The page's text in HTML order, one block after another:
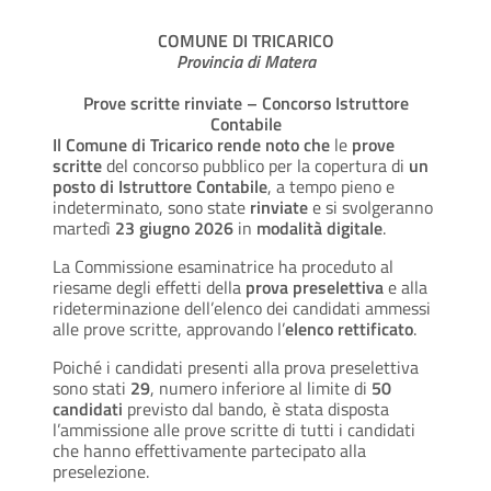
COMUNE DI TRICARICO
Provincia di Matera
Prove scritte rinviate – Concorso Istruttore
Contabile
Il Comune di Tricarico rende noto che le prove
scrittedel concorso pubblico per la copertura di un
posto di Istruttore Contabile, a tempo pieno e
indeterminato, sono state rinviatee si svolgeranno
martedì 23 giugno 2026 in modalità digitale.
La Commissione esaminatrice ha proceduto al
riesame degli effetti della prova preselettivae alla
rideterminazione dell’elenco dei candidati ammessi
alle prove scritte, approvando l’elenco rettificato.
Poiché i candidati presenti alla prova preselettiva
sono stati 29, numero inferiore al limite di 50
candidati previsto dal bando, è stata disposta
l’ammissione alle prove scritte di tutti i candidati
che hanno effettivamente partecipato alla
preselezione.